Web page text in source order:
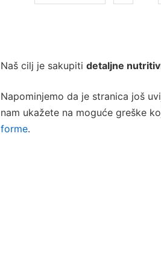
Naš cilj je sakupiti detaljne
Napominjemo da je stranica još
nam ukažete na moguće greške
forme.